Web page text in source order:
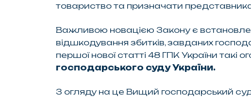
товариство та призначати представника
Важливою новацією Закону є
відшкодування збитків, завданих
першої нової статті 48 ГПК України
господарського суду України.
З огляду на це Вищий господарський